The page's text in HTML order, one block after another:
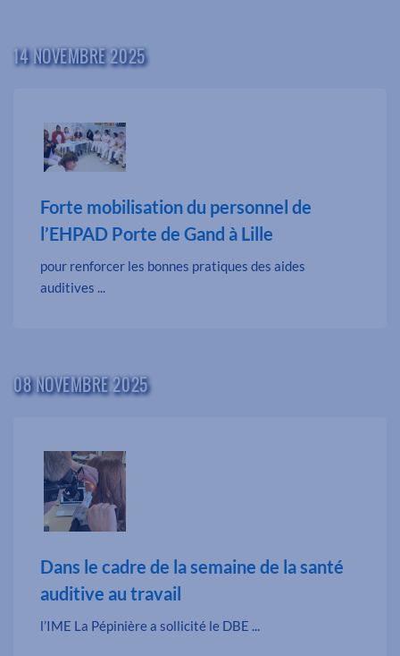
14 NOVEMBRE 2025
Forte mobilisation du personnel de
l’EHPAD Porte de Gand à Lille
pour renforcer les bonnes pratiques des aides
auditives ...
08 NOVEMBRE 2025
Dans le cadre de la semaine de la santé
auditive au travail
l’IME La Pépinière a sollicité le DBE ...